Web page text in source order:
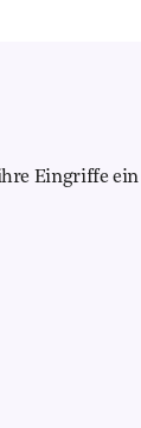
Eingriffe